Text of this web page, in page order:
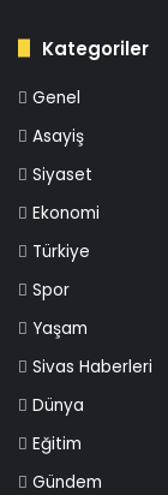
Kategoriler
Genel
Asayiş
Siyaset
Ekonomi
Türkiye
Spor
Yaşam
Sivas Haberleri
Dünya
Eğitim
Gündem